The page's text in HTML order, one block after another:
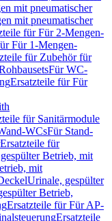
mit pneumatischer
mit pneumatischer
für Für 2-Mengen-
Für 1-Mengen-
für Zubehör für
Für WC-
Ersatzteile für Für
für Sanitärmodule
WCsFür Stand-
Ersatzteile für
Betrieb, mit
mit
Urinale, gespülter
Betrieb,
Ersatzteile für Für AP-
Ersatzteile